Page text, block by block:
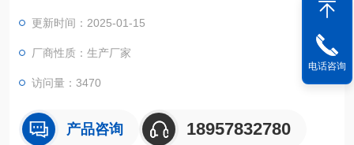
更新时间：2025-01-15
厂商性质：生产厂家
访问量：3470
产品咨询 18957832780
电话咨询